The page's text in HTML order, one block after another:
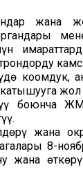
жана
коомдук,
жол
боюнча
жана
8-
жана